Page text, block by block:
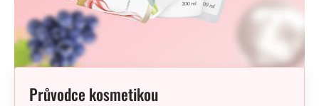
Průvodce kosmetikou